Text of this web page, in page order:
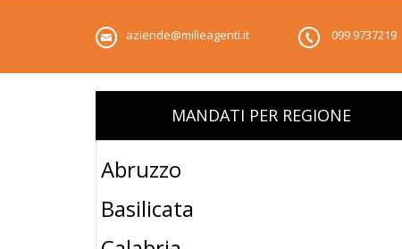
aziende@milleagenti.it 099 9737219
MANDATI PER REGIONE
Abruzzo
Basilicata